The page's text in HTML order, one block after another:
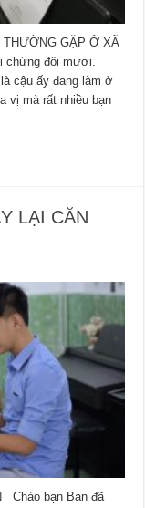
THƯỜNG GẶP Ở XÃ
chừng đôi mươi.
cậu ấy đang làm ở
vị mà rất nhiều bạn
LẠI CĂN
Chào bạn Bạn đã